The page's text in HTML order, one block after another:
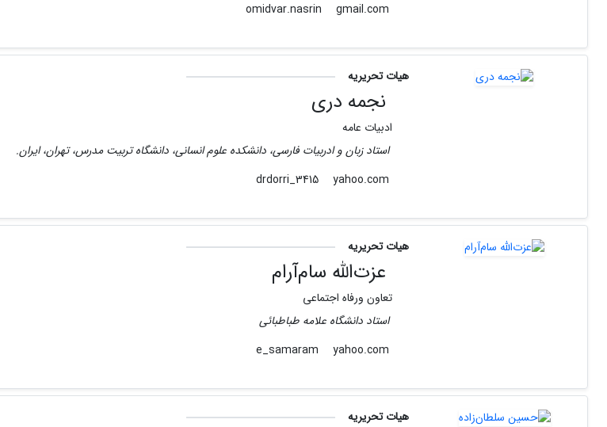
gmail.com
هیات تحریریه
نجمه دری
ادبیات عامه
استاد زبان و ادربیات فارسی، دانشکده علوم انسانی، دانشگاه تربیت مدرس، تهران، ایران.
yahoo.com
هیات تحریریه
عزت‌الله سام‌‌آرام‌
تعاون ورفاه اجتماعی
استاد دانشگاه علامه طباطبائی
yahoo.com
هیات تحریریه